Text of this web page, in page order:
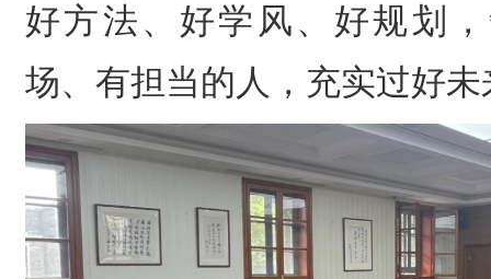
好方法、好学风、好规划
场、有担当的人，充实过好